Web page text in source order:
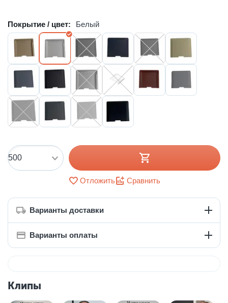
Покрытие / цвет: Белый
Отложить Сравнить
Варианты доставки
Варианты оплаты
Клипы